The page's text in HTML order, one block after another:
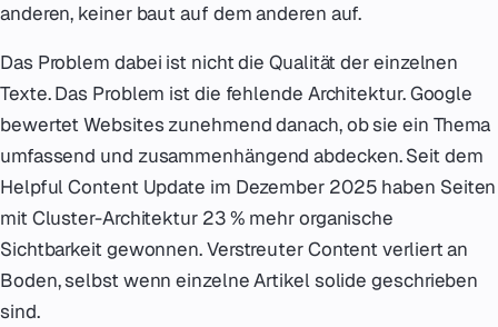
anderen, keiner baut auf dem anderen auf.
Das Problem dabei ist nicht die Qualität der einzelnen
Texte. Das Problem ist die fehlende Architektur. Google
bewertet Websites zunehmend danach, ob sie ein Thema
umfassend und zusammenhängend abdecken. Seit dem
Helpful Content Update im Dezember 2025 haben Seiten
mit Cluster-Architektur 23 % mehr organische
Sichtbarkeit gewonnen. Verstreuter Content verliert an
Boden, selbst wenn einzelne Artikel solide geschrieben
sind.